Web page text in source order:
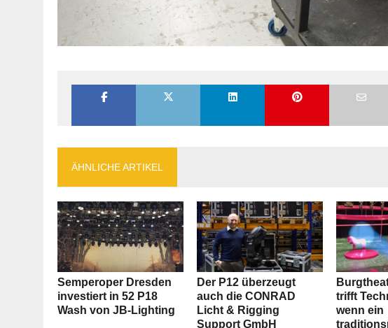
ÄHNLICHE ARTIKEL
Semperoper Dresden
investiert in 52 P18
Wash von JB-Lighting
Der P12 überzeugt
auch die CONRAD
Licht & Rigging
Support GmbH
trifft
wenn ein